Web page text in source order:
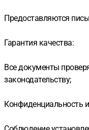
Предоставляются
Гарантия качества:
Все документы
законодательству;
Конфиденциальность